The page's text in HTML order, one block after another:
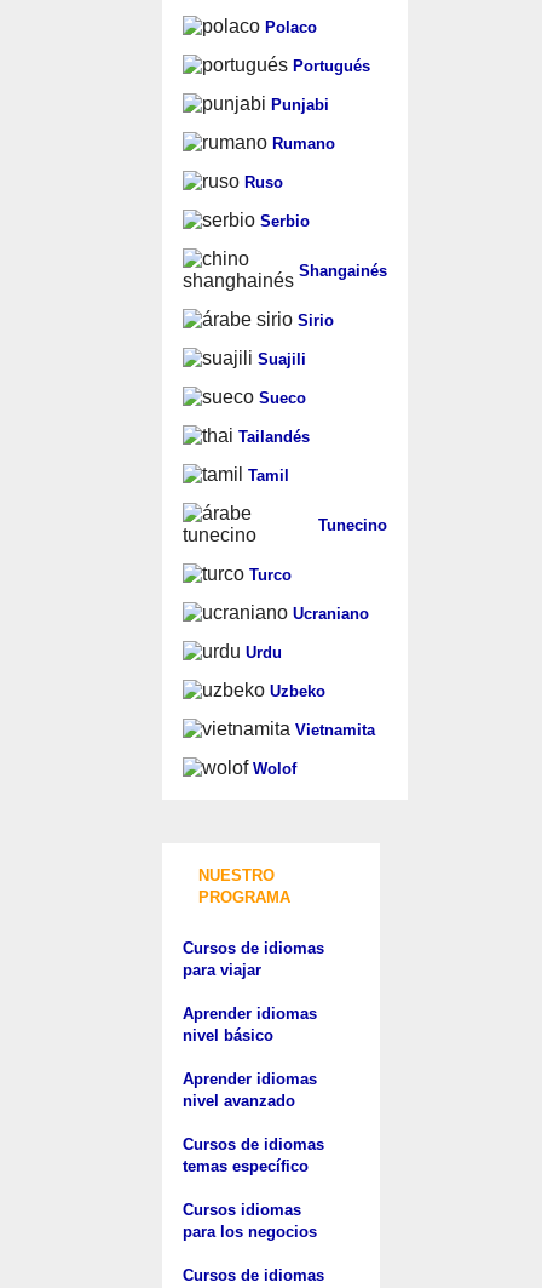
Polaco
Portugués
Punjabi
Rumano
Ruso
Serbio
Shangainés
Sirio
Suajili
Sueco
Tailandés
Tamil
Tunecino
Turco
Ucraniano
Urdu
Uzbeko
Vietnamita
Wolof
NUESTRO
PROGRAMA
Cursos de idiomas
para viajar
Aprender idiomas
nivel básico
Aprender idiomas
nivel avanzado
Cursos de idiomas
temas específico
Cursos idiomas
para los negocios
Cursos de idiomas